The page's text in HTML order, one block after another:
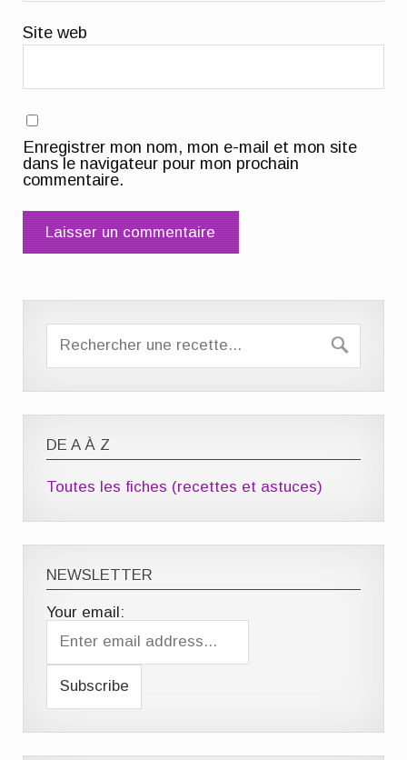
Site web
Enregistrer mon nom, mon e-mail et mon site
dans le navigateur pour mon prochain
commentaire.
DE A À Z
Toutes les fiches (recettes et astuces)
NEWSLETTER
Your email: